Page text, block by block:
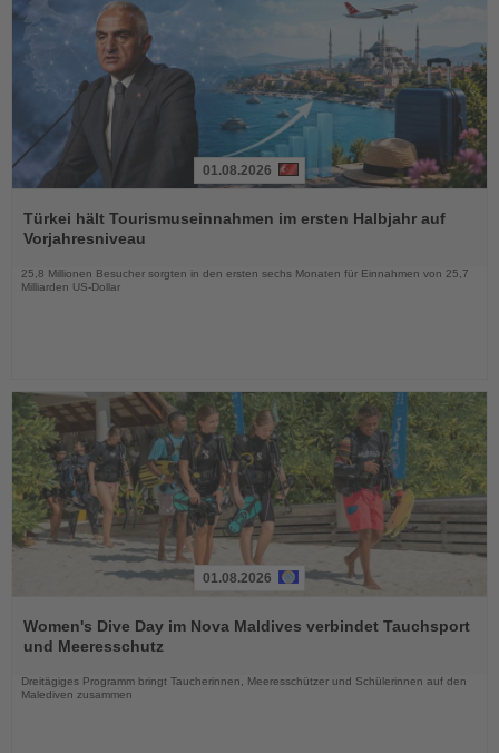
Sie
die
Nachrichten
01.08.2026
Türkei hält Tourismuseinnahmen im ersten Halbjahr auf
Vorjahresniveau
25,8 Millionen Besucher sorgten in den ersten sechs Monaten für Einnahmen von 25,7
Milliarden US-Dollar
Sie
die
01.08.2026
Women's Dive Day im Nova Maldives verbindet Tauchsport
und Meeresschutz
Dreitägiges Programm bringt Taucherinnen, Meeresschützer und Schülerinnen auf den
Malediven zusammen